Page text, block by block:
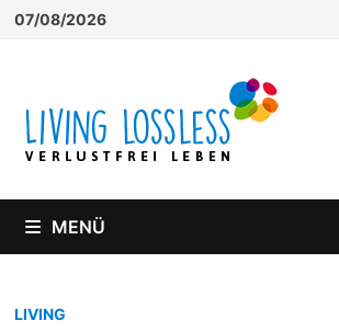
Zum
07/08/2026
MENÜ
LIVING